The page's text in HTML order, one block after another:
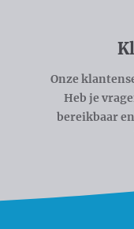
Onze
Heb je
bereikbaar